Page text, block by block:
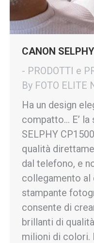
CANON
- PRODOTTI e
By FOTO ELITE
Ha un design
compatto… E’ la
SELPHY
qualità
dal telefono, e
collegamento al
stampante
consente di
brillanti di
milioni di colori.